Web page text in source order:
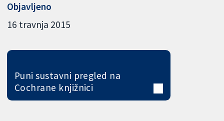
Objavljeno
16 travnja 2015
Puni sustavni pregled na
Cochrane knjižnici